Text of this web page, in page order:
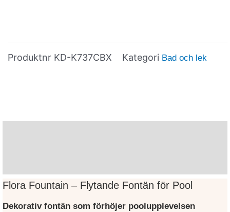
Produktnr KD-K737CBX Kategori Bad och lek
Flora Fountain – Flytande Fontän för Pool
Dekorativ fontän som förhöjer poolupplevelsen